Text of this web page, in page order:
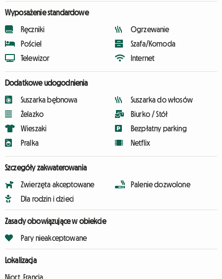
Wyposażenie standardowe
Ręczniki
Pościel
Telewizor
Ogrzewanie
Szafa/Komoda
Internet
Dodatkowe udogodnienia
Suszarka bębnowa
Żelazko
Wieszaki
Pralka
Suszarka do włosów
Biurko / Stół
Bezpłatny parking
Netflix
Szczegóły zakwaterowania
Zwierzęta akceptowane
Dla rodzin i dzieci
Palenie dozwolone
Zasady obowiązujące w obiekcie
Pary nieakceptowane
Lokalizacja
Niort, Francja